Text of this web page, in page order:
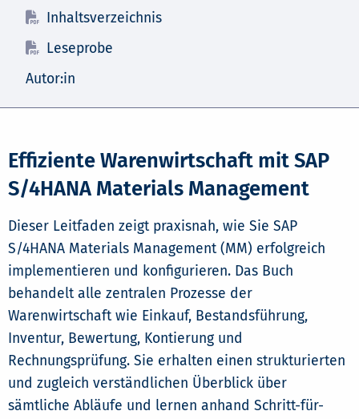
Inhaltsverzeichnis
Leseprobe
Autor:in
Effiziente Warenwirtschaft mit SAP
S/4HANA Materials Management
Dieser Leitfaden zeigt praxisnah, wie Sie SAP
S/4HANA Materials Management (MM) erfolgreich
implementieren und konfigurieren. Das Buch
behandelt alle zentralen Prozesse der
Warenwirtschaft wie Einkauf, Bestandsführung,
Inventur, Bewertung, Kontierung und
Rechnungsprüfung. Sie erhalten einen strukturierten
und zugleich verständlichen Überblick über
sämtliche Abläufe und lernen anhand Schritt-für-